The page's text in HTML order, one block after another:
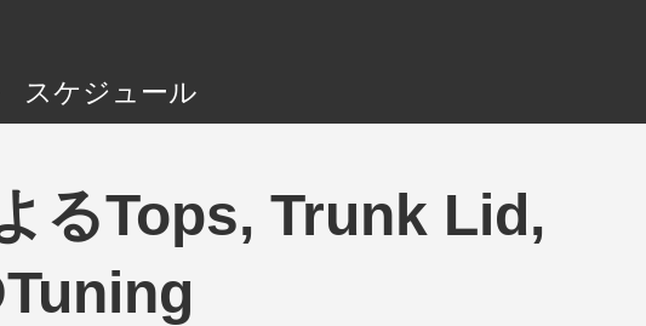
スケジュール
るTops, Trunk Lid,